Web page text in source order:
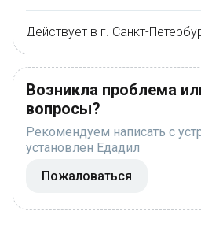
Действует в г. Санкт-
Возникла проблема
вопросы?
Рекомендуем написать с
установлен Едадил
Пожаловаться